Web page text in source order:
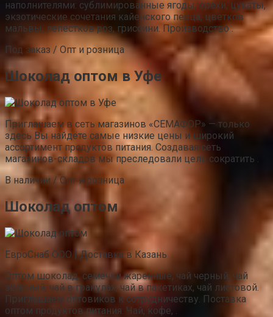
наполнителями: сублимированные ягоды, орехи, цукаты,
экзотические сочетания кайенского перца, цветков
мальвы, лепестков роз, гриссини. Производство .
Под заказ / Опт и розница
Шоколад оптом в Уфе
Приглашаем в сеть магазинов «СЕМАФОР» — только
здесь Вы найдёте самые низкие цены и широкий
ассортимент продуктов питания. Создавая сеть
магазинов-складов мы преследовали цель сократить .
В наличии / Опт и розница
Шоколад оптом
ЕвроСнаб ООО | Доставка в Казань
Оптом шоколад, семечки жаренные, чай черный, чай
зеленый, чай в гранулах, чай в пакетиках, чай листовой.
Приглашаем оптовиков к сотрудничеству. Поставка
оптом продуктов питания: Чай, кофе, .